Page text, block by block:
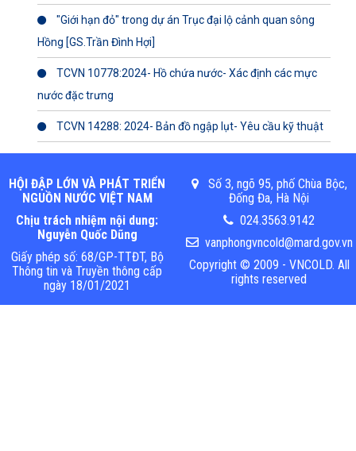
"Giới hạn đỏ" trong dự án Trục đại lộ cảnh quan sông
Hồng [GS.Trần Đình Hợi]
TCVN 10778:2024- Hồ chứa nước- Xác định các mực
nước đặc trưng
TCVN 14288: 2024- Bản đồ ngập lụt- Yêu cầu kỹ thuật
HỘI ĐẬP LỚN VÀ PHÁT TRIỂN
NGUỒN NƯỚC VIỆT NAM
Chịu trách nhiệm nội dung:
Nguyễn Quốc Dũng
Giấy phép số: 68/GP-TTĐT, Bộ
Thông tin và Truyền thông cấp
ngày 18/01/2021
Số 3, ngõ 95, phố Chùa Bộc,
Đống Đa, Hà Nội
024.3563.9142
vanphongvncold@mard.gov.vn
Copyright © 2009 - VNCOLD. All
rights reserved